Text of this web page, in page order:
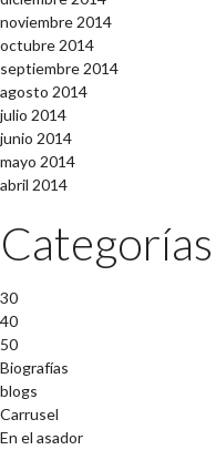
noviembre 2014
octubre 2014
septiembre 2014
agosto 2014
julio 2014
junio 2014
mayo 2014
abril 2014
Categorías
30
40
50
Biografías
blogs
Carrusel
En el asador